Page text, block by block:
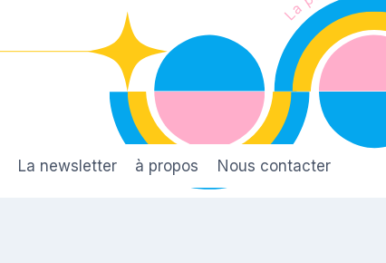
La newsletter à propos Nous contacter